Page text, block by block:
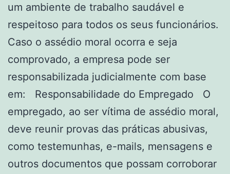
um ambiente de trabalho saudável e
respeitoso para todos os seus funcionários.
Caso o assédio moral ocorra e seja
comprovado, a empresa pode ser
responsabilizada judicialmente com base
em: Responsabilidade do Empregado O
empregado, ao ser vítima de assédio moral,
deve reunir provas das práticas abusivas,
como testemunhas, e-mails, mensagens e
outros documentos que possam corroborar